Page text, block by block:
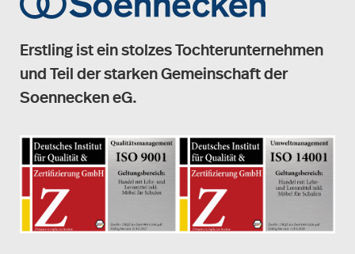
Erstling ist ein stolzes Tochterunternehmen
und Teil der starken Gemeinschaft der
Soennecken eG.